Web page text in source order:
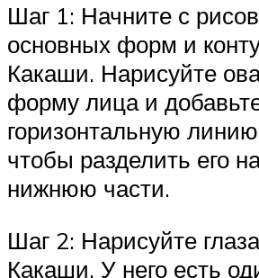
Шаг 1: Начните с
основных форм и
Какаши. Нарисуйте
форму лица и
горизонтальную
чтобы разделить его
нижнюю части.
Шаг 2: Нарисуйте
Какаши. У него есть